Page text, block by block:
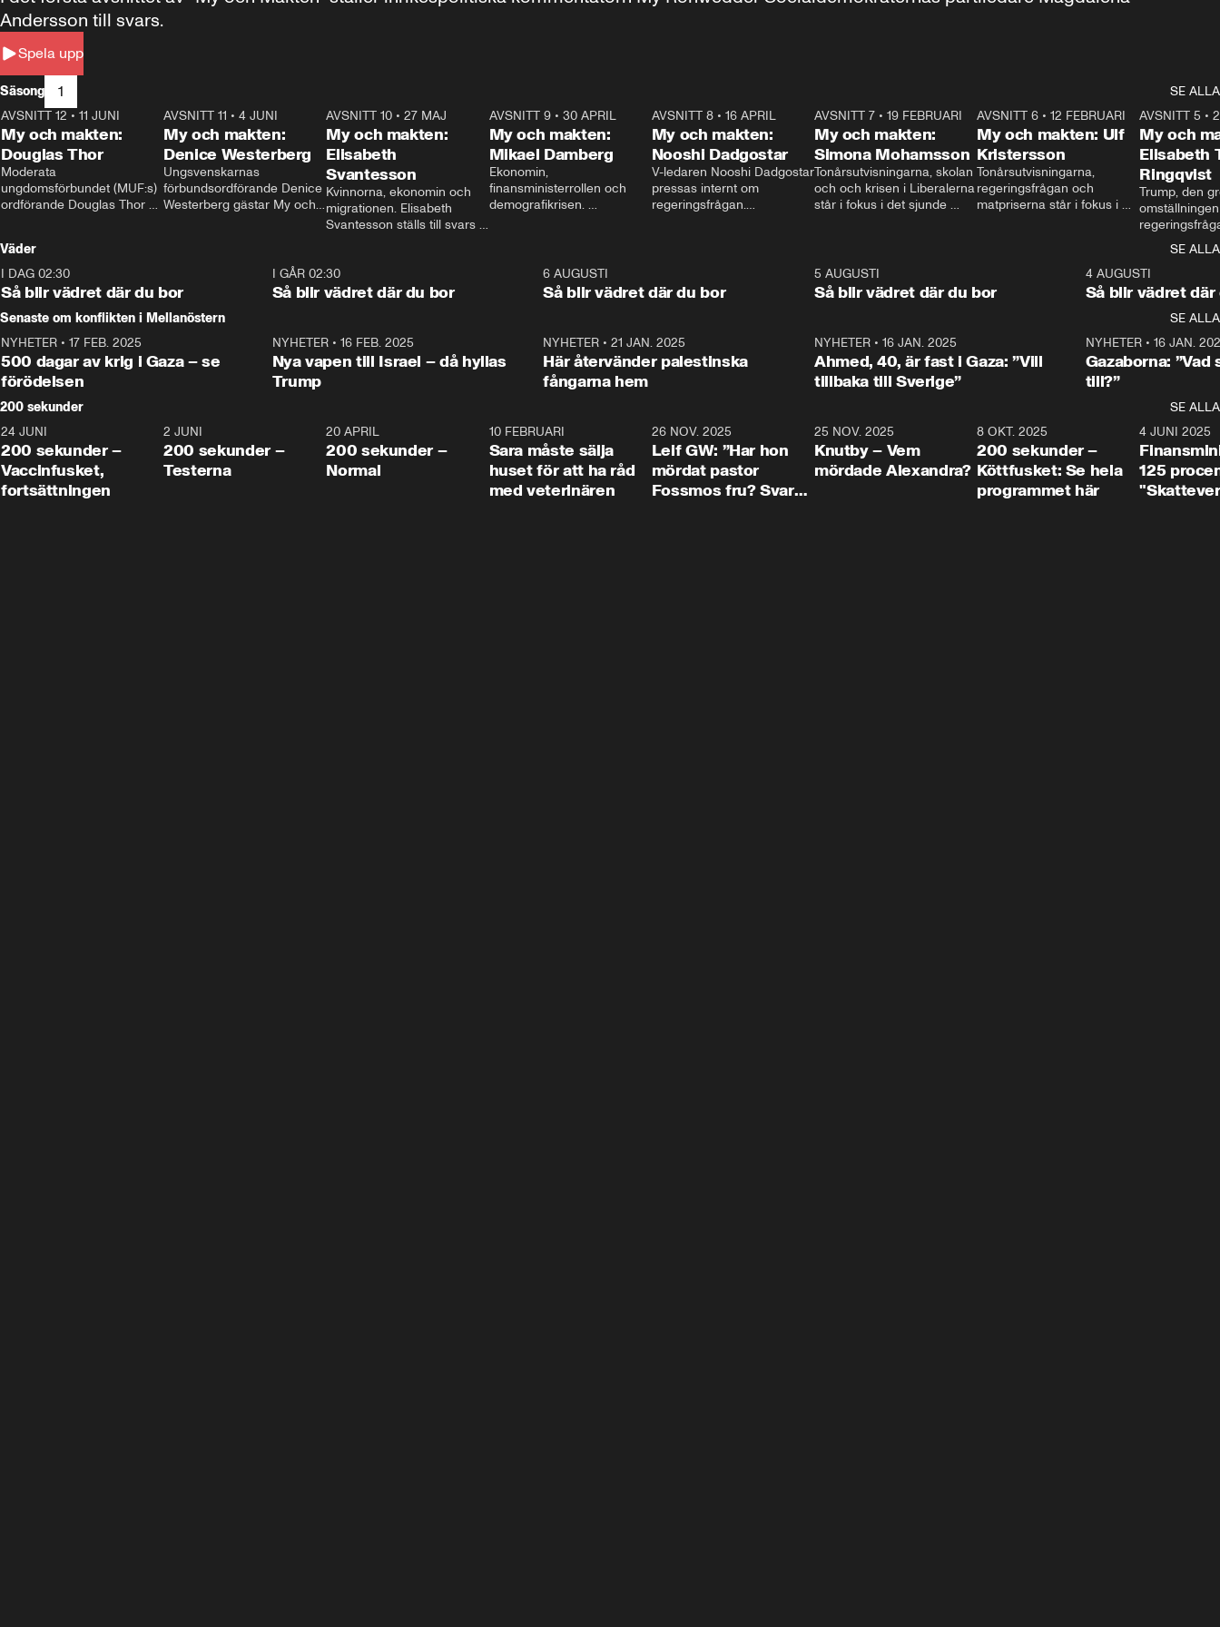
Spela upp
Andersson till svars.
Säsong 1
SE ALLA
26:27
AVSNITT 12 • 11 JUNI
My och makten:
Douglas Thor
Moderata
ungdomsförbundet (MUF:s)
ordförande Douglas Thor
tonårsutvisningarna och hur
Moderaterna ska locka
väljare till valet i höst.
23:40
AVSNITT 11 •4 JUNI
My och makten:
Denice Westerberg
Ungsvenskarnas
förbundsordförande Denice
Westerberg gästar My och
AVSNITT 10 •27 MAJ
My och makten:
Elisabeth
Svantesson
Kvinnorna, ekonomin och
migrationen. Elisabeth
Svantesson ställs till svars
AVSNITT 9• 30 APRIL
My och makten:
Mikael Damberg
Ekonomin,
finansministerrollen och
demografikrisen.
och Makten.
AVSNITT 8• 16 APRIL
My och makten:
Nooshi Dadgostar
V-ledaren Nooshi Dadgostar
pressas internt om
regeringsfrågan.
– Vi ställer upp i val. Ska vi
vara med så sitter vi förstås
24:30
AVSNITT 7• 19 FEBRUARI
My och makten:
Simona Mohamsson
Tonårsutvisningarna, skolan
och och krisen i Liberalerna
står i fokus i det sjunde
kommentator My
Rohwedder ställer
utbildnings- och
Mohamsson till svars.
27:30
AVSNITT 6 •12 FEBRUARI
My och makten: Ulf
Kristersson
Tonårsutvisningarna,
regeringsfrågan och
matpriserna står i fokus i
Rohwedder ställer
statsminister Ulf Kristersson
AVSNITT 5 •
My och
Elisabeth
Ringqvist
Trump, den
centrum i
avsnittet av
Makten”. Se
Aftonbladets
Rohwedder
Thand Ring
Väder
SE ALLA
I DAG 02:30
Så blir vädret där du bor
1:06
I GÅR 02:30
Så blir vädret där du bor
6 AUGUSTI
Så blir vädret där du bor
5 AUGUSTI
Så blir vädret där du bor
4 AUGUSTI
Så blir vädret där
Senaste om konflikten i Mellanöstern
SE ALLA
NYHETER • 17 FEB. 2025
500 dagar av krig i Gaza – se
förödelsen
NYHETER• 16 FEB. 2025
Nya vapen till Israel – då hyllas
Trump
NYHETER •21 JAN. 2025
Här återvänder palestinska
fångarna hem
NYHETER• 16 JAN. 2025
Ahmed, 40, är fast i Gaza: ”Vill
tillbaka till Sverige”
NYHETER• 16 JAN.
Gazaborna:
till?”
200 sekunder
SE ALLA
5:00
24 JUNI
200 sekunder –
Vaccinfusket,
fortsättningen
4:23
2 JUNI
200 sekunder –
Testerna
20 APRIL
200 sekunder –
Normal
10 FEBRUARI
Sara måste sälja
huset för att ha råd
med veterinären
26 NOV. 2025
Leif GW: ”Har hon
mördat pastor
Fossmos fru? Svar
31:05
25 NOV. 2025
Knutby – Vem
mördade Alexandra?
4:29
8 OKT. 2025
200 sekunder –
Köttfusket: Se hela
programmet här
4 JUNI 2025
125